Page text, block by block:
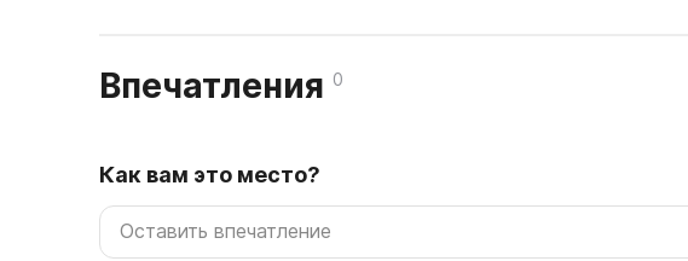
Впечатления 0
Как вам это место?